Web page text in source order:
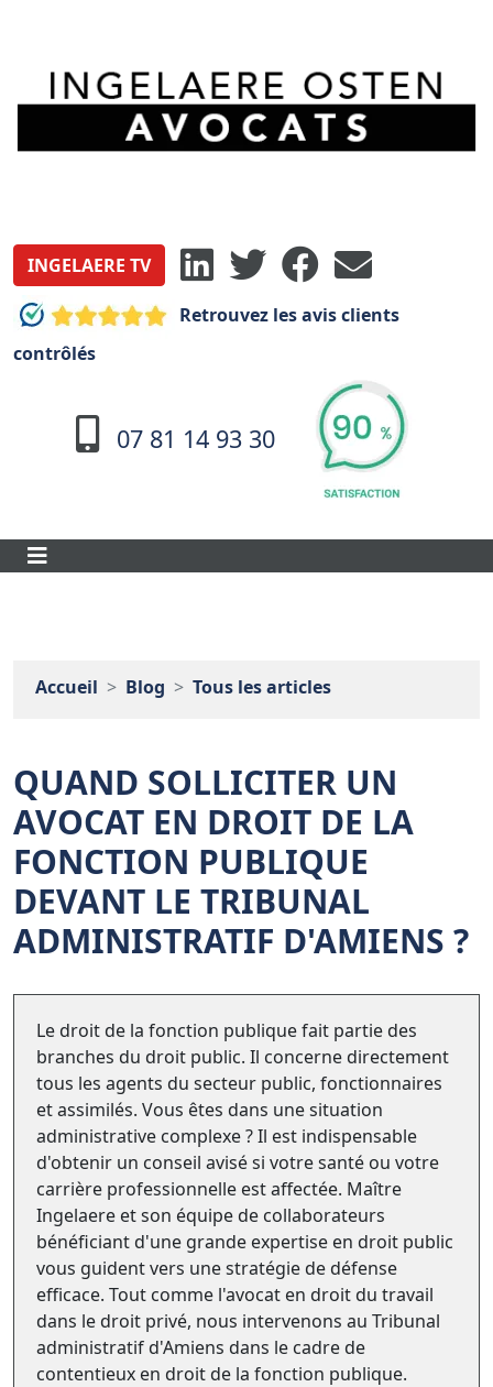
INGELAERE TV
Retrouvez les avis clients
contrôlés
07 81 14 93 30
Accueil Blog Tous les articles
QUAND SOLLICITER UN
AVOCAT EN DROIT DE LA
FONCTION PUBLIQUE
DEVANT LE TRIBUNAL
ADMINISTRATIF D'AMIENS ?
Le droit de la fonction publique fait partie des
branches du droit public. Il concerne directement
tous les agents du secteur public, fonctionnaires
et assimilés. Vous êtes dans une situation
administrative complexe ? Il est indispensable
d'obtenir un conseil avisé si votre santé ou votre
carrière professionnelle est affectée. Maître
Ingelaere et son équipe de collaborateurs
bénéficiant d'une grande expertise en droit public
vous guident vers une stratégie de défense
efficace. Tout comme l'avocat en droit du travail
dans le droit privé, nous intervenons au Tribunal
administratif d'Amiens dans le cadre de
contentieux en droit de la fonction publique.